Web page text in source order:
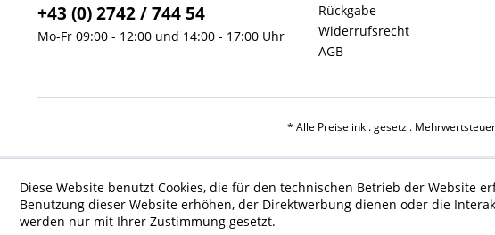
+43 (0) 2742 / 744 54
Mo-Fr 09:00 - 12:00 und 14:00 - 17:00 Uhr
Rückgabe
Widerrufsrecht
AGB
* Alle Preise inkl. gesetzl.
Diese Website benutzt Cookies, die für den technischen Betrieb der Website
Benutzung dieser Website erhöhen, der Direktwerbung dienen oder die
werden nur mit Ihrer Zustimmung gesetzt.